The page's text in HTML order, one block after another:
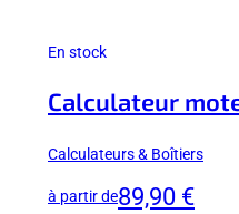
En stock
Calculateur
Calculateurs & Boîtiers
à partir de89,90 €